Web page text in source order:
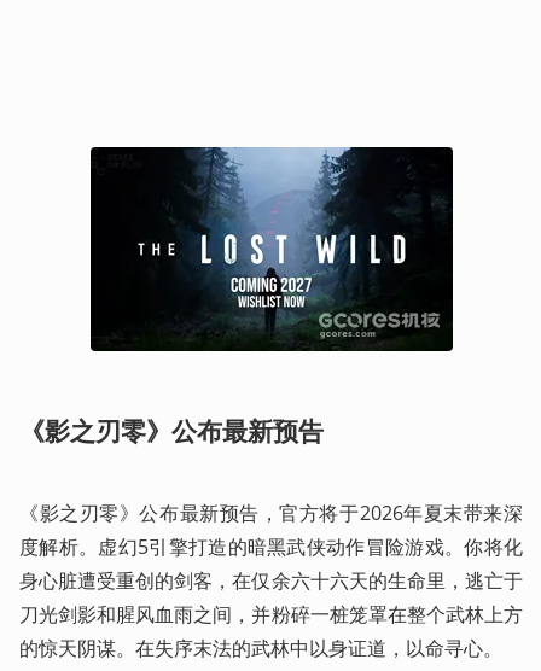
《影之刃零》公布最新预告
《影之刃零》公布最新预告，官方将于2026年夏末带来深
度解析。虚幻5引擎打造的暗黑武侠动作冒险游戏。你将化
身心脏遭受重创的剑客，在仅余六十六天的生命里，逃亡于
刀光剑影和腥风血雨之间，并粉碎一桩笼罩在整个武林上方
的惊天阴谋。在失序末法的武林中以身证道，以命寻心。